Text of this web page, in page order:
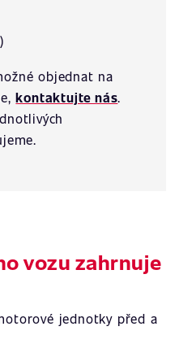
objednat na
kontaktujte nás.
vozu zahrnuje
jednotky před a